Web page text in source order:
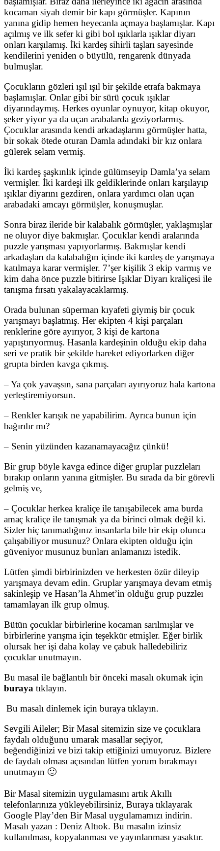
kocaman siyah demir bir kapı görmüşler. Kapının
yanına gidip hemen heyecanla açmaya başlamışlar. Kapı
açılmış ve ilk sefer ki gibi bol ışıklarla ışıklar diyarı
onları karşılamış. İki kardeş sihirli taşları sayesinde
kendilerini yeniden o büyülü, rengarenk dünyada
bulmuşlar.
Çocukların gözleri ışıl ışıl bir şekilde etrafa bakmaya
başlamışlar. Onlar gibi bir sürü çocuk ışıklar
diyarındaymış. Herkes oyunlar oynuyor, kitap okuyor,
şeker yiyor ya da uçan arabalarda geziyorlarmış.
Çocuklar arasında kendi arkadaşlarını görmüşler hatta,
bir sokak ötede oturan Damla adındaki bir kız onlara
gülerek selam vermiş.
İki kardeş şaşkınlık içinde gülümseyip Damla’ya selam
vermişler. İki kardeşi ilk geldiklerinde onları karşılayıp
ışıklar diyarını gezdiren, onlara yardımcı olan uçan
arabadaki amcayı görmüşler, konuşmuşlar.
Sonra biraz ileride bir kalabalık görmüşler, yaklaşmışlar
ne oluyor diye bakmışlar. Çocuklar kendi aralarında
puzzle yarışması yapıyorlarmış. Bakmışlar kendi
arkadaşları da kalabalığın içinde iki kardeş de yarışmaya
katılmaya karar vermişler. 7’şer kişilik 3 ekip varmış ve
kim daha önce puzzle bitirirse Işıklar Diyarı kraliçesi ile
tanışma fırsatı yakalayacaklarmış.
Orada bulunan süperman kıyafeti giymiş bir çocuk
yarışmayı başlatmış. Her ekipten 4 kişi parçaları
renklerine göre ayırıyor, 3 kişi de kartona
yapıştırıyormuş. Hasanla kardeşinin olduğu ekip daha
seri ve pratik bir şekilde hareket ediyorlarken diğer
grupta birden kavga çıkmış.
– Ya çok yavaşsın, sana parçaları ayırıyoruz hala kartona
yerleştiremiyorsun.
– Renkler karışık ne yapabilirim. Ayrıca bunun için
bağırılır mı?
– Senin yüzünden kazanamayacağız çünkü!
Bir grup böyle kavga edince diğer gruplar puzzleları
bırakıp onların yanına gitmişler. Bu sırada da bir görevli
gelmiş ve,
– Çocuklar herkea kraliçe ile tanışabilecek ama burda
amaç kraliçe ile tanışmak ya da birinci olmak değil ki.
Sizler hiç tanımadığınız insanlarla bile bir ekip olunca
çalışabiliyor musunuz? Onlara ekipten olduğu için
güveniyor musunuz bunları anlamanızı istedik.
Lütfen şimdi birbirinizden ve herkesten özür dileyip
yarışmaya devam edin. Gruplar yarışmaya devam etmiş
sakinleşip ve Hasan’la Ahmet’in olduğu grup puzzleı
tamamlayan ilk grup olmuş.
Bütün çocuklar birbirlerine kocaman sarılmışlar ve
birbirlerine yarışma için teşekkür etmişler. Eğer birlik
olursak her işi daha kolay ve çabuk halledebiliriz
çocuklar unutmayın.
Bu masal ile bağlantılı bir önceki masalı okumak için
buraya tıklayın.
Bu masalı dinlemek için buraya tıklayın.
Sevgili Aileler; Bir Masal sitemizin size ve çocuklara
faydalı olduğunu umarak masallar seçiyor,
beğendiğinizi ve bizi takip ettiğinizi umuyoruz. Bizlere
de faydalı olması açısından lütfen yorum bırakmayı
unutmayın 🙂
Bir Masal sitemizin uygulamasını artık Akıllı
telefonlarınıza yükleyebilirsiniz, Buraya tıklayarak
Google Play’den Bir Masal uygulamamızı indirin.
Masalı yazan : Deniz Altıok. Bu masalın izinsiz
kullanılması, kopyalanması ve yayınlanması yasaktır.